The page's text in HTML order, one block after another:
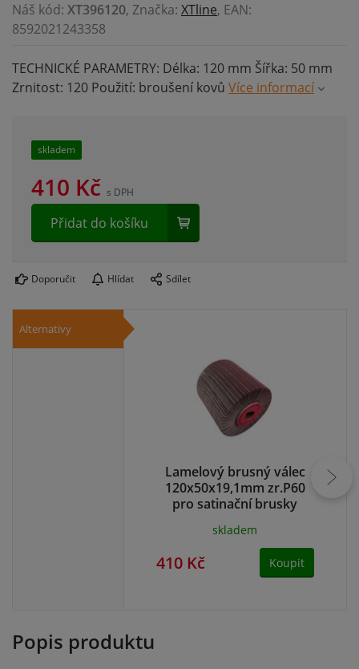
Náš kód: XT396120, Značka: XTline, EAN:
8592021243358
TECHNICKÉ PARAMETRY: Délka: 120 mm Šířka: 50 mm
Zrnitost: 120 Použití: broušení kovů Více informací
skladem
410 Kč s DPH
Přidat do košíku
Doporučit Hlídat Sdílet
Alternativy
Lamelový brusný válec
120x50x19,1mm zr.P60
pro satinační brusky
skladem
410 Kč Koupit
Popis produktu